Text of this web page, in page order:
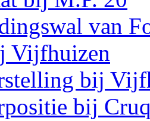
van
Vijfhuizen
bij
bij